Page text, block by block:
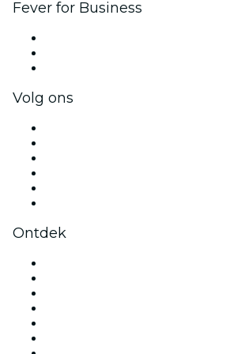
Fever for Business
Volg ons
Ontdek